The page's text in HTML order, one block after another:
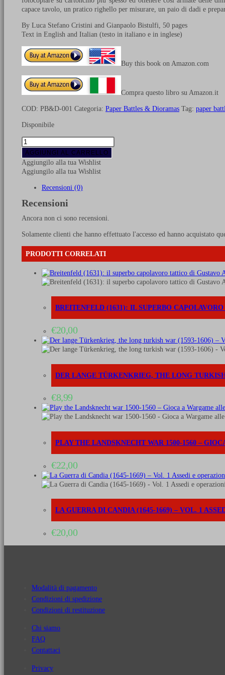
capace tavolo, un pratico righello per misurare, un paio di dadi e
By Luca Stefano Cristini and Gianpaolo Bistulfi, 50 pages
Text in English and Italian (testo in italiano e in inglese)
Buy this book on Amazon.com
Compra questo libro su Amazon.it
COD: PB&D-001 Categoria: Paper Battles & Dioramas Tag: paper
Disponibile
Play
the
Thirty
Years'
War
1618-
quantità
AGGIUNGI AL CARRELLO
Aggiungilo alla tua Wishlist
Aggiungilo alla tua Wishlist
Recensioni (0)
Recensioni
Ancora non ci sono recensioni.
Solamente clienti che hanno effettuato l'accesso ed hanno acquistato
PRODOTTI CORRELATI
BREITENFELD (1631): IL SUPERBO
€20,00
DER LANGE TÜRKENKRIEG, THE LONG
€8,99
PLAY THE LANDSKNECHT WAR 1500-1560 –
€22,00
LA GUERRA DI CANDIA (1645-1669) – VOL. 1
€20,00
Modalità di pagamento
Condizioni di spedizione
Condizioni di restituzione
Chi siamo
FAQ
Contattaci
Privacy